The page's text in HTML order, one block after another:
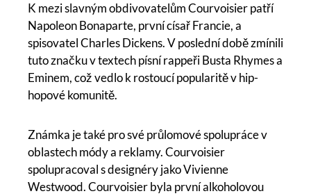
K mezi slavným obdivovatelům Courvoisier patří
Napoleon Bonaparte, první císař Francie, a
spisovatel Charles Dickens. V poslední době zmínili
tuto značku v textech písní rappeři Busta Rhymes a
Eminem, což vedlo k rostoucí popularitě v hip-
hopové komunitě.
Známka je také pro své průlomové spolupráce v
oblastech módy a reklamy. Courvoisier
spolupracoval s designéry jako Vivienne
Westwood. Courvoisier byla první alkoholovou